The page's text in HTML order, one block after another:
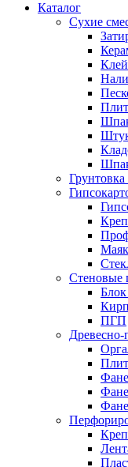
Каталог
Сухие
Грунтовка
Стеновые
ПГП